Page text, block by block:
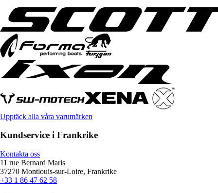
Upptäck alla våra varumärken
Kundservice i Frankrike
Kontakta oss
11 rue Bernard Maris
37270 Montlouis-sur-Loire, Frankrike
+33 1 86 47 62 58